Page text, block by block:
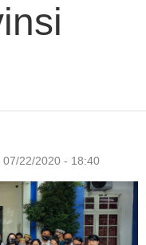
07/22/2020 - 18:40